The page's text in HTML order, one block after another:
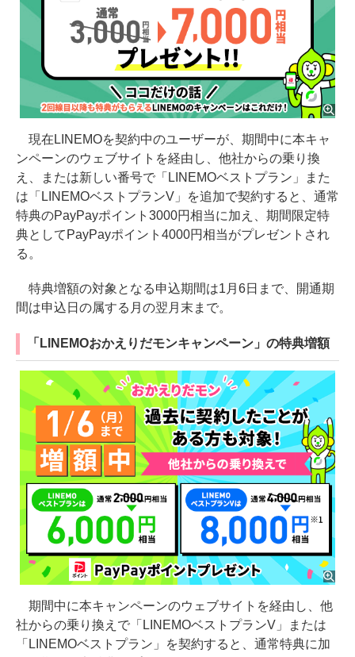
現在LINEMOを契約中のユーザーが、期間中に本キャ
ンペーンのウェブサイトを経由し、他社からの乗り換
え、または新しい番号で「LINEMOベストプラン」また
は「LINEMOベストプランV」を追加で契約すると、通常
特典のPayPayポイント3000円相当に加え、期間限定特
典としてPayPayポイント4000円相当がプレゼントされ
る。
特典増額の対象となる申込期間は1月6日まで、開通期
間は申込日の属する月の翌月末まで。
「LINEMOおかえりだモンキャンペーン」の特典増額
期間中に本キャンペーンのウェブサイトを経由し、他
社からの乗り換えで「LINEMOベストプランV」または
「LINEMOベストプラン」を契約すると、通常特典に加